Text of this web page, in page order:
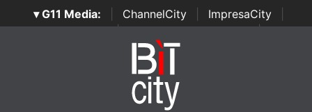
▾ G11 Media: ChannelCity ImpresaCity
SecurityOpenLab | Italian Channel Awards | Italian
Italian Security Awards